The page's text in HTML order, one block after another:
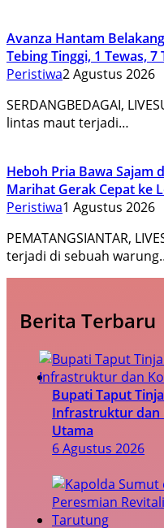
Avanza Hantam
Tebing Tinggi, 1 Tewas, 7
Peristiwa2 Agustus 2026
SERDANGBEDAGAI,
lintas maut terjadi…
Heboh Pria Bawa Sajam
Marihat Gerak Cepat ke
Peristiwa1 Agustus 2026
PEMATANGSIANTAR,
terjadi di sebuah
Berita Terbaru
Bupati Taput
Infrastruktur dan
Utama
6 Agustus 2026